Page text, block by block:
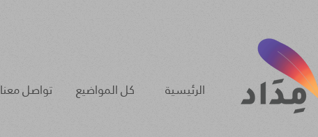
تواصل معنا كل المواضيع الرئيسية